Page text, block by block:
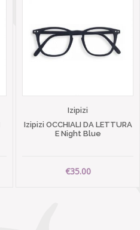
Izipizi
Izipizi OCCHIALI DA LETTURA
E Night Blue
€35.00